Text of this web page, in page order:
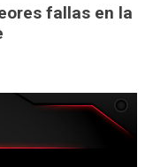
fallas en la